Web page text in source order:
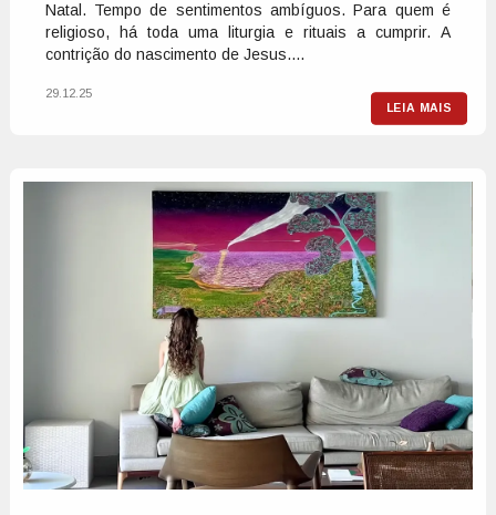
Natal. Tempo de sentimentos ambíguos. Para quem é
religioso, há toda uma liturgia e rituais a cumprir. A
contrição do nascimento de Jesus....
LEIA MAIS
29.12.25